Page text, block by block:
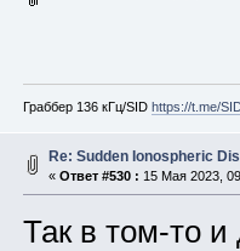
Граббер 136 кГц/SID https://t.me/
Re: Sudden Ionospheric
« Ответ #530 : 15 Мая 2023,
Так в том-то и